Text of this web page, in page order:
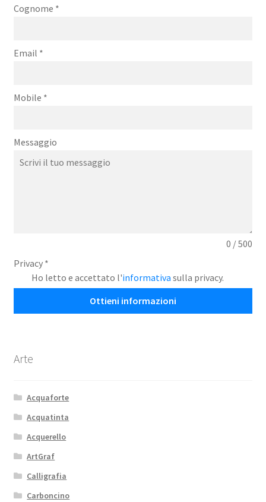
Cognome *
Email *
Mobile *
Messaggio
0 / 500
Privacy *
Ho letto e accettato l'informativa sulla privacy.
Ottieni informazioni
Arte
Acquaforte
Acquatinta
Acquerello
ArtGraf
Calligrafia
Carboncino